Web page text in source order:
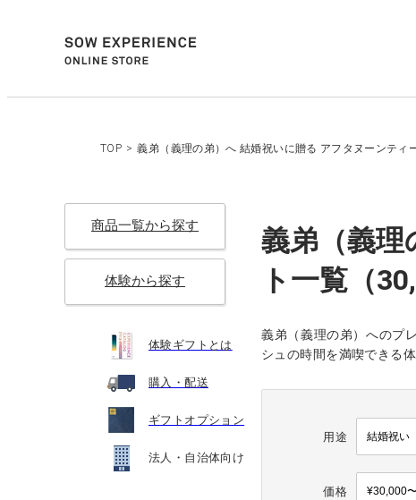
TOP > 義弟（義理の弟）へ 結婚祝いに贈る アフタヌーンティ
商品一覧から探す
体験から探す
体験ギフトとは
購入・配送
ギフトオプション
法人・自治体向け
義弟（義理
ト一覧（
義弟（義理の弟）へのプ
シュの時間を満喫できる
用途
価格